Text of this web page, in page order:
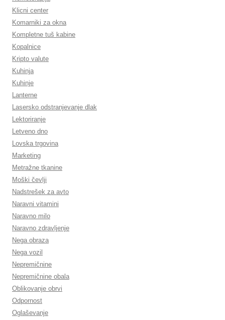
Klicni center
Komarniki za okna
Kompletne tuš kabine
Kopalnice
Kripto valute
Kuhinja
Kuhinje
Lanterne
Lasersko odstranjevanje dlak
Lektoriranje
Letveno dno
Lovska trgovina
Marketing
Metražne tkanine
Moški čevlji
Nadstrešek za avto
Naravni vitamini
Naravno milo
Naravno zdravljenje
Nega obraza
Nega vozil
Nepremičnine
Nepremičnine obala
Oblikovanje obrvi
Odpornost
Oglaševanje